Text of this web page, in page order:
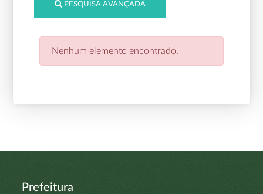
PESQUISA AVANÇADA
Nenhum elemento encontrado.
Prefeitura